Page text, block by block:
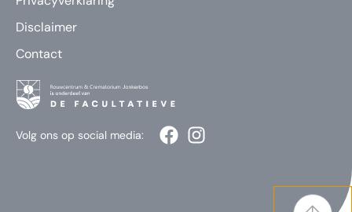
Disclaimer
Contact
Volg ons op social media: